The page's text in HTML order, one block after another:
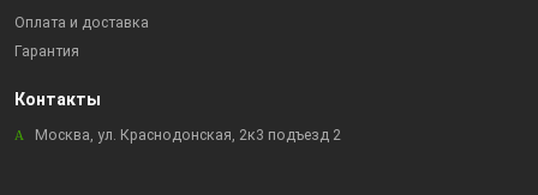
Оплата и доставка
Гарантия
Контакты
Москва, ул. Краснодонская, 2к3 подъезд 2